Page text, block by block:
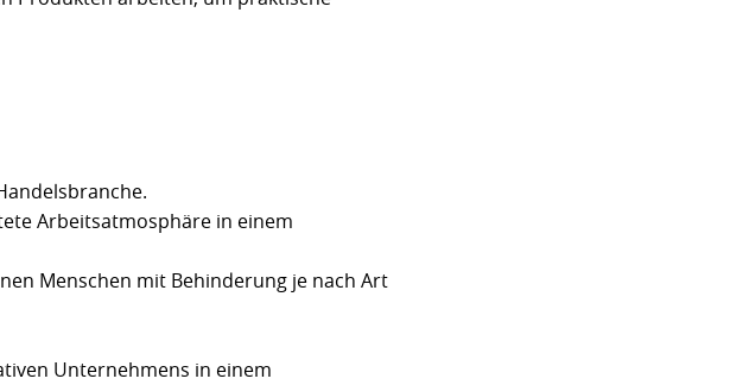
Arbeitsatmosphäre in einem
Menschen mit Behinderung je nach Art
Unternehmens in einem